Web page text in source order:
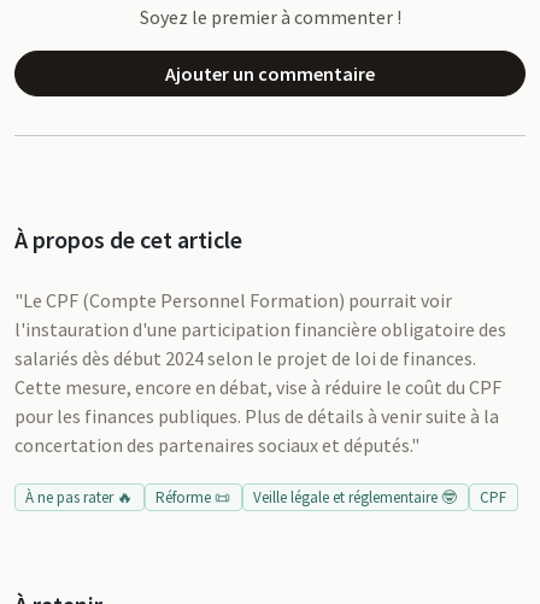
Soyez le premier à commenter !
Ajouter un commentaire
À propos de cet article
"Le CPF (Compte Personnel Formation) pourrait voir
l'instauration d'une participation financière obligatoire des
salariés dès début 2024 selon le projet de loi de finances.
Cette mesure, encore en débat, vise à réduire le coût du CPF
pour les finances publiques. Plus de détails à venir suite à la
concertation des partenaires sociaux et députés."
À ne pas rater 🔥 Réforme 📜 Veille légale et réglementaire 🤓 CPF